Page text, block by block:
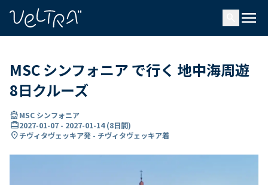
menu
MSC シンフォニア で行く 地中海周遊
8日クルーズ
directions_boatMSC シンフォニア
card_travel2027-01-07 - 2027-01-14(8日間)
location_onチヴィタヴェッキア発 - チヴィタヴェッキア着